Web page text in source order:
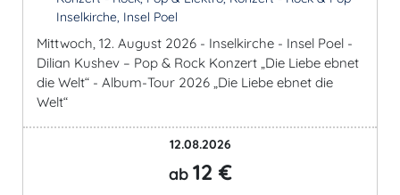
Inselkirche, Insel Poel
Mittwoch, 12. August 2026 - Inselkirche - Insel Poel -
Dilian Kushev – Pop & Rock Konzert „Die Liebe ebnet
die Welt“ - Album-Tour 2026 „Die Liebe ebnet die
Welt“
12.08.2026
ab 12 €